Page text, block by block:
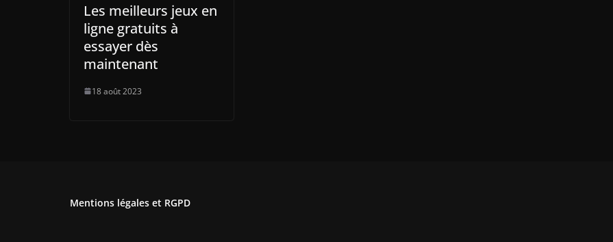
Les meilleurs jeux en
ligne gratuits à
essayer dès
maintenant
18 août 2023
Mentions légales et RGPD